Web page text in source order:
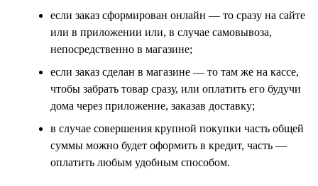
если заказ сформирован онлайн — то сразу на сайте
или в приложении или, в случае самовывоза,
непосредственно в магазине;
если заказ сделан в магазине — то там же на кассе,
чтобы забрать товар сразу, или оплатить его будучи
дома через приложение, заказав доставку;
в случае совершения крупной покупки часть общей
суммы можно будет оформить в кредит, часть —
оплатить любым удобным способом.